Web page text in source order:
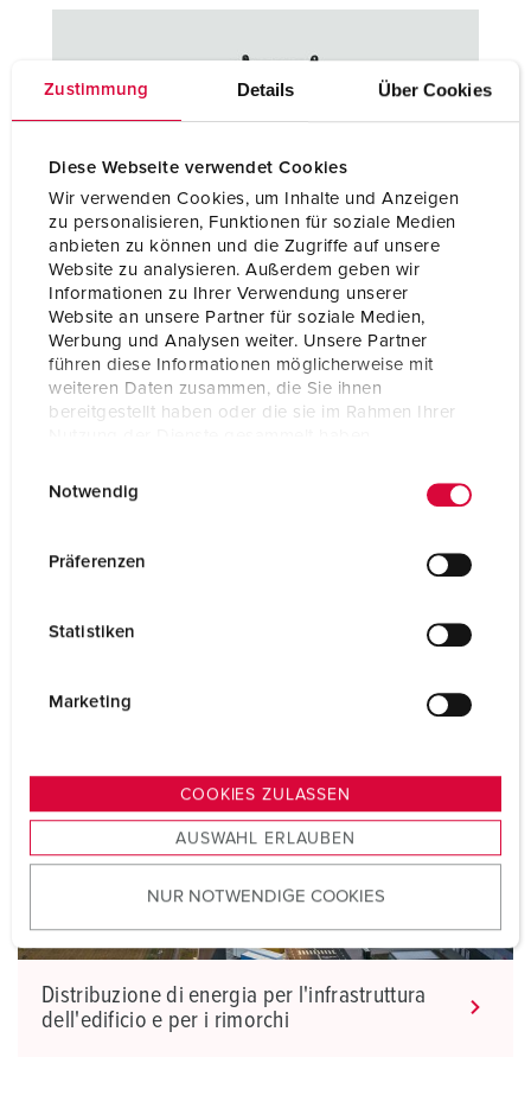
Zustimmung Details Über Cookies
Diese Webseite verwendet Cookies
Wir verwenden Cookies, um Inhalte und Anzeigen
zu personalisieren, Funktionen für soziale Medien
anbieten zu können und die Zugriffe auf unsere
Website zu analysieren. Außerdem geben wir
Informationen zu Ihrer Verwendung unserer
Website an unsere Partner für soziale Medien,
Werbung und Analysen weiter. Unsere Partner
führen diese Informationen möglicherweise mit
weiteren Daten zusammen, die Sie ihnen
bereitgestellt haben oder die sie im Rahmen Ihrer
s
u
w
a
Notwendig
Präferenzen
Statistiken
Marketing
COOKIES ZULASSEN
AUSWAHL ERLAUBEN
NUR NOTWENDIGE COOKIES
Combinazioni di prese per centri logistici
Scoprite le innovative combinazioni di prese MENNEKES. I
distributori AMAXX® sono adatti sia per esterni che per
interni. Le specifiche e i montaggi esatti possono essere
stabiliti in modo personalizzato.
l'infrastruttura degli edilizie e rimorchi?
Distribuzione di energia per l'infrastruttura
dell'edificio e per i rimorchi